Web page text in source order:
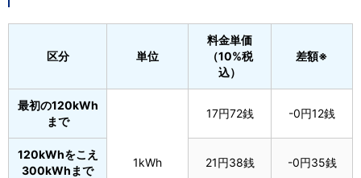
区分 単位
料金単価
（10%税
込）
差額※
最初の120kWh
まで
1kWh
17円72銭 -0円12銭
120kWhをこえ
300kWhまで
21円38銭 -0円35銭